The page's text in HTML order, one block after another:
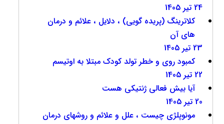
24 تیر 1405
کلاترینگ (پریده گویی) ، دلایل ، علائم و درمان
های آن
23 تیر 1405
کمبود روی و خطر تولد کودک مبتلا به اوتیسم
22 تیر 1405
آیا بیش فعالی ژنتیکی هست
20 تیر 1405
مونوپلژی چیست ، علل و علائم و روشهای درمان